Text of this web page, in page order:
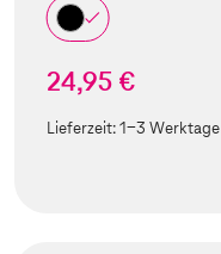
24,95 €
Lieferzeit:1-3 Werktage